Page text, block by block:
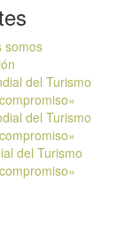
somos
del Turismo
del Turismo
del Turismo